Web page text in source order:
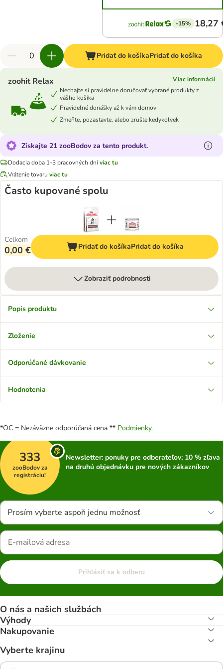
-15% 18,27
Pridať do košíkaPridať do košíka
zoohit Relax
Viac informácií
Nechajte si pravidelne doručovať vybrané produkty z
vášho košíka
Pravidelné donášky až k vám domov
Zmeňte, pozastavte, alebo zrušte kedykoľvek
Získajte 21 zooBodov za tento produkt.
Dodacia doba 1-3 pracovných dníviac tu
Vrátenie tovaru viac tu
Často kupované spolu
Celkom
0,00 € Pridať do košíkaPridať do košíka
Zobraziť podrobnosti
Popis produktu
Zloženie
Odporúčané dávkovanie
Hodnotenia
*OC = Nezáväzne odporúčaná cena ** Podmienky.
333
zooBodov za
registráciu!
Newsletter: ponuky pre odberateľov; 10 % zľava
na druhú objednávku pre nových zákazníkov
Prosím vyberte aspoň jednu možnosť
Prihlásiť sa k odberu
O nás a našich službách
Výhody
Nakupovanie
Vyberte krajinu